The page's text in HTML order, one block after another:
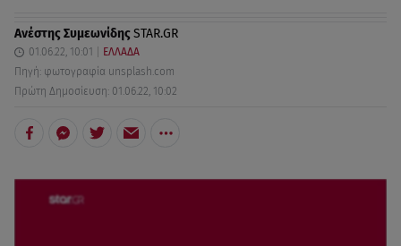
Ανέστης ΣυμεωνίδηςSTAR.GR
01.06.22, 10:01
ΕΛΛΑΔΑ
Πηγή: φωτογραφία unsplash.com
Πρώτη Δημοσίευση: 01.06.22, 10:02